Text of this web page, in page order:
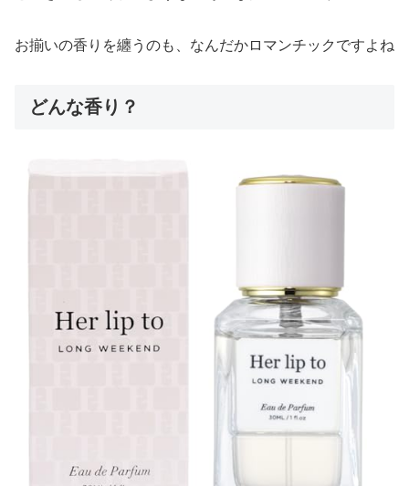
お揃いの香りを纏うのも、なんだかロマンチックですよね
どんな香り？